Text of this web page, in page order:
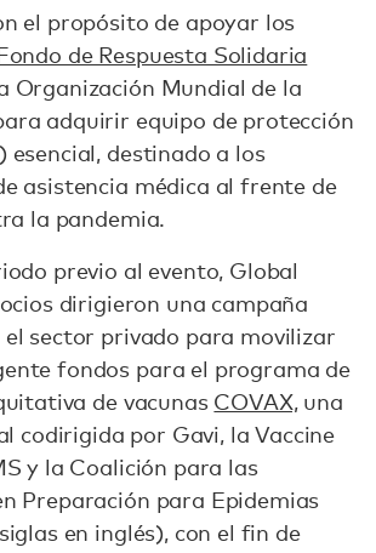
el propósito de apoyar los
de Respuesta Solidaria
Organización Mundial de la
adquirir equipo de protección
esencial, destinado a los
asistencia médica al frente de
la pandemia.
previo al evento, Global
dirigieron una campaña
el sector privado para movilizar
fondos para el programa de
de vacunas COVAX,una
codirigida por Gavi, la Vaccine
y la Coalición para las
Preparación para Epidemias
en inglés), con el fin de